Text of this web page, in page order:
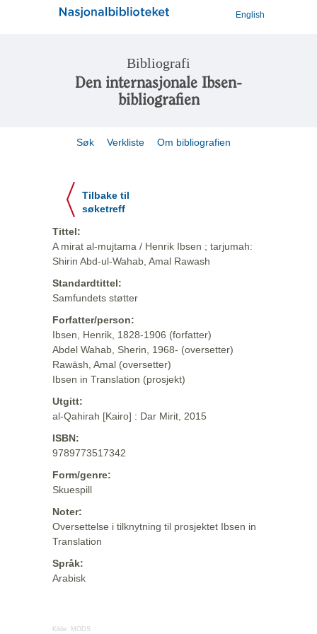
English
Bibliografi
Den internasjonale Ibsen-
bibliografien
Søk Verkliste Om bibliografien
Tilbake til
søketreff
Tittel:
A mirat al-mujtama / Henrik Ibsen ; tarjumah:
Shirin Abd-ul-Wahab, Amal Rawash
Standardtittel:
Samfundets støtter
Forfatter/person:
Ibsen, Henrik, 1828-1906 (forfatter)
Abdel Wahab, Sherin, 1968- (oversetter)
Rawāsh, Amal (oversetter)
Ibsen in Translation (prosjekt)
Utgitt:
al-Qahirah [Kairo] : Dar Mirit, 2015
ISBN:
9789773517342
Form/genre:
Skuespill
Noter:
Oversettelse i tilknytning til prosjektet Ibsen in
Translation
Språk:
Arabisk
Kilde: MODS